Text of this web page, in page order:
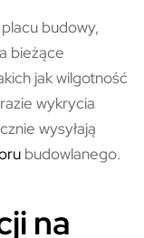
budowy,
bieżące
jak wilgotność
wykrycia
wysyłają
budowlanego.
na